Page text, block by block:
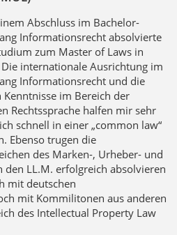
Abschluss im Bachelor-
Informationsrecht absolvierte
zum Master of Laws in
Die internationale Ausrichtung im
Informationsrecht und die
im Bereich der
Rechtssprache halfen mir sehr
schnell in einer „common law“
Ebenso trugen die
des Marken-, Urheber- und
den LL.M. erfolgreich absolvieren
mit deutschen
mit Kommilitonen aus anderen
des Intellectual Property Law